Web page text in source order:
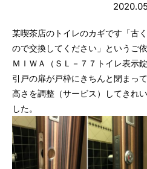
某喫茶店のトイレのカギです「古
ので交換してください」というご依
ＭＩＷＡ（ＳＬ－７７トイレ表示
引戸の扉が戸枠にきちんと閉まっ
高さを調整（サービス）してきれ
した。